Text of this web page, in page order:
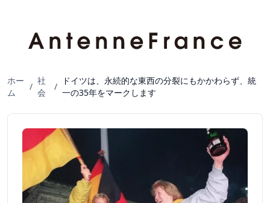
ホー
ム
/
社
会
/
ドイツは、永続的な東西の分裂にもかかわらず、統
一の35年をマークします